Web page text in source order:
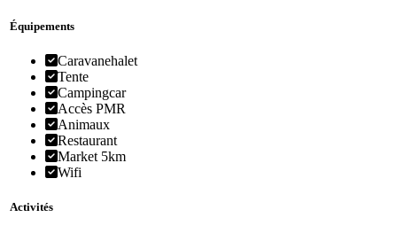
Équipements
Caravanehalet
Tente
Campingcar
Accès PMR
Animaux
Restaurant
Market 5km
Wifi
Activités